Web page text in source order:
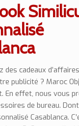
des cadeaux
publicité ? Maroc
En effet, nous vous
de bureau.
Casablanca.